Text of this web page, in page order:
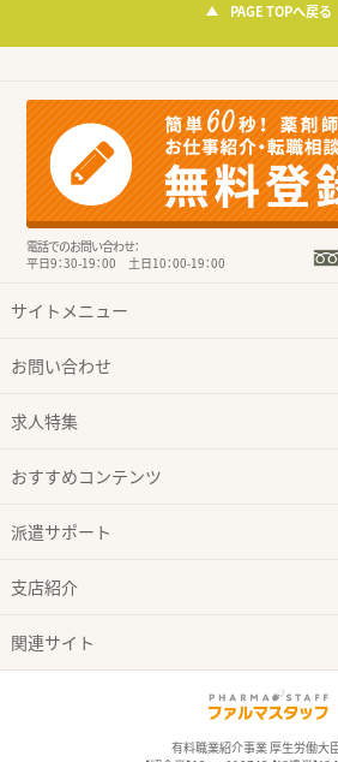
PAGE TOPへ戻る
電話でのお問い合わせ：
平日9：30-19：00 土日10：00-19：00
サイトメニュー
お問い合わせ
求人特集
おすすめコンテンツ
派遣サポート
支店紹介
関連サイト
有料職業紹介事業 厚生労働大